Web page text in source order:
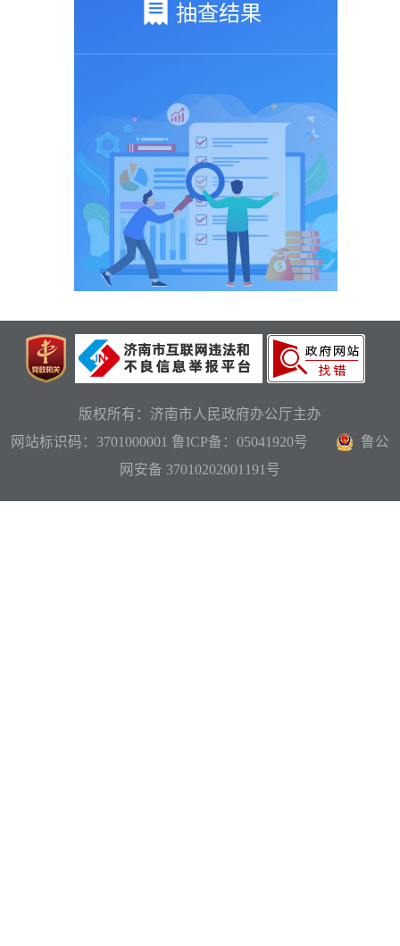
抽查结果
版权所有：济南市人民政府办公厅主办
网站标识码：3701000001 鲁ICP备：05041920号
鲁公
网安备 37010202001191号